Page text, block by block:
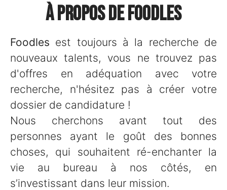
À propos de Foodles
Foodles est toujours à la recherche de
nouveaux talents, vous ne trouvez pas
d'offres en adéquation avec votre
recherche, n'hésitez pas à créer votre
dossier de candidature !
Nous cherchons avant tout des
personnes ayant le goût des bonnes
choses, qui souhaitent ré-enchanter la
vie au bureau à nos côtés, en
s’investissant dans leur mission.